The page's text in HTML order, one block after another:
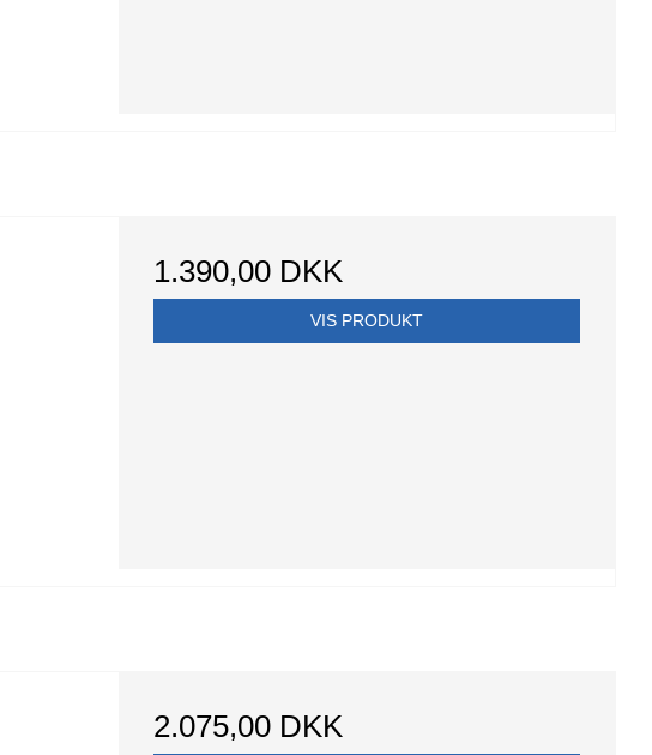
1.390,00 DKK
VIS PRODUKT
2.075,00 DKK